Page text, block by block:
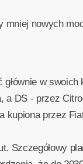
mniej nowych
w
DS - przez
kupiona przez
Szczegółowy